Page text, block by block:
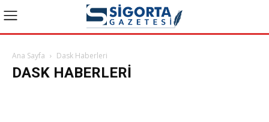
Ana Sayfa Dask Haberleri
DASK HABERLERI